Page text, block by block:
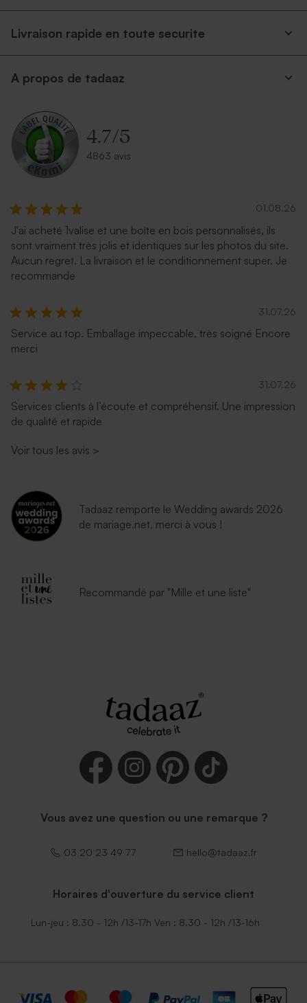
Enveloppe bleu ciel
Enveloppe naissance crème
autocollante
Enveloppe naissance
terracotta
Enveloppe naissance
lavande
Enveloppe bleu nuit
Enveloppe naissance
émeraude
Enveloppe rectangle noire
Livraison rapide en toute securite
A propos de tadaaz
4.7/5
4863 avis
01.08.26
J'ai acheté 1valise et une boîte en bois personnalisés, ils
sont vraiment très jolis et identiques sur les photos du site.
Aucun regret. La livraison et le conditionnement super. Je
recommande
31.07.26
Service au top. Emballage impeccable, très soigné Encore
merci
31.07.26
Services clients à l’écoute et compréhensif. Une impression
de qualité et rapide
Voir tous les avis >
Tadaaz remporte le Wedding awards 2026
de mariage.net, merci à vous !
Recommandé par "Mille et une liste"
Vous avez une question ou une remarque ?
03 20 23 49 77 hello@tadaaz.fr
Horaires d'ouverture du service client
Lun-jeu : 8.30 - 12h /13-17h Ven : 8.30 - 12h /13-16h